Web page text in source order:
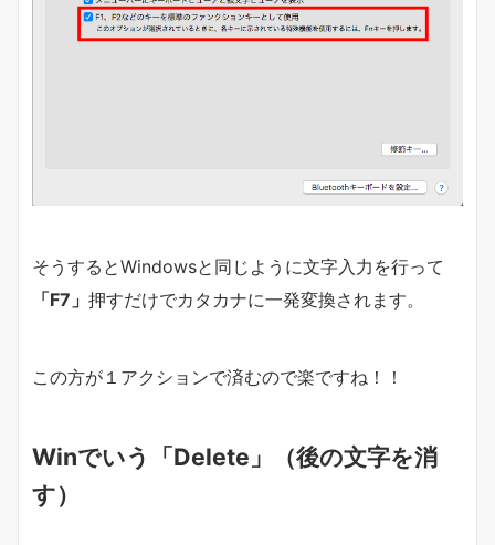
そうするとWindowsと同じように文字入力を行って
「F7」 押すだけでカタカナに一発変換されます。
この方が１アクションで済むので楽ですね！！
Winでいう「Delete」（後の文字を消
す）